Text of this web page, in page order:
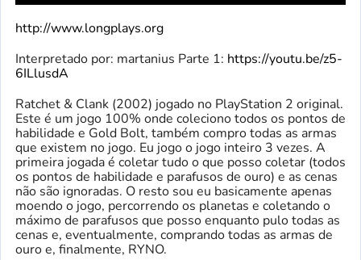
http://www.longplays.org
Interpretado por: martanius Parte 1: https://youtu.be/z5-
6ILlusdA
Ratchet & Clank (2002) jogado no PlayStation 2 original.
Este é um jogo 100% onde coleciono todos os pontos de
habilidade e Gold Bolt, também compro todas as armas
que existem no jogo. Eu jogo o jogo inteiro 3 vezes. A
primeira jogada é coletar tudo o que posso coletar (todos
os pontos de habilidade e parafusos de ouro) e as cenas
não são ignoradas. O resto sou eu basicamente apenas
moendo o jogo, percorrendo os planetas e coletando o
máximo de parafusos que posso enquanto pulo todas as
cenas e, eventualmente, comprando todas as armas de
ouro e, finalmente, RYNO.